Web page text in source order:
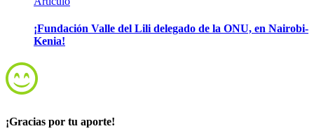
¡Fundación Valle del Lili delegado de la ONU, en Nairobi-
Kenia!
¡Gracias por tu aporte!